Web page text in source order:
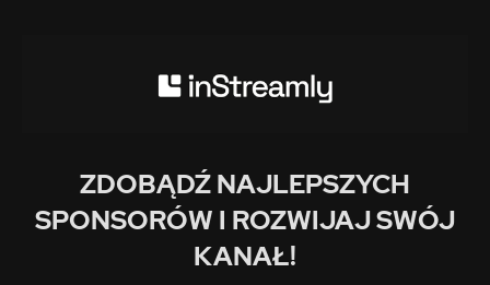
ZDOBĄDŹ NAJLEPSZYCH
SPONSORÓW I ROZWIJAJ SWÓJ
KANAŁ!